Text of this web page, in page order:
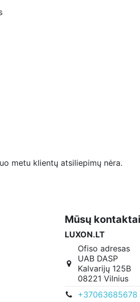
metu klientų atsiliepimų nėra.
Mūsų kontaktai
LUXON.LT
Ofiso adresas
UAB DASP
Kalvarijų 125B
08221 Vilnius
+37063685678